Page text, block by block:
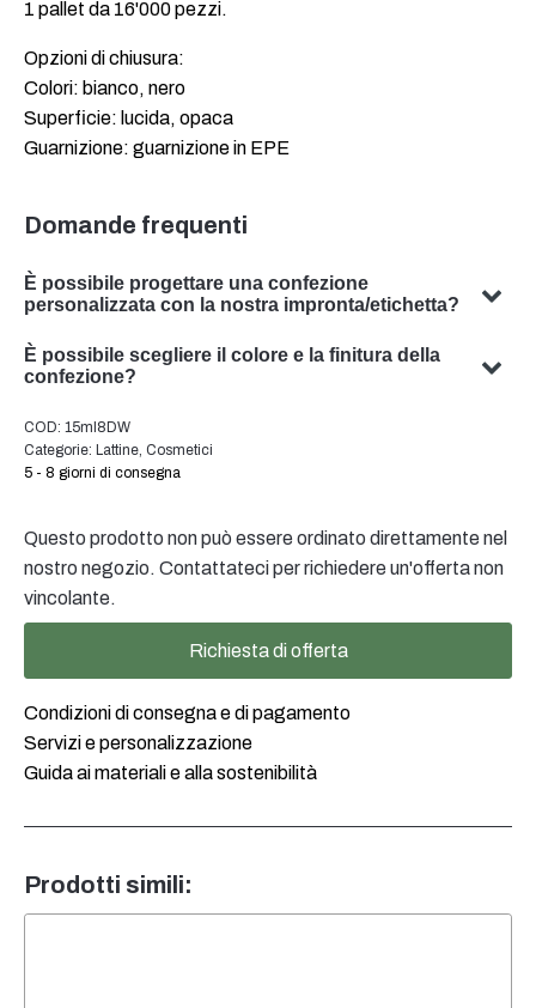
1 pallet da 16'000 pezzi.
Opzioni di chiusura:
Colori: bianco, nero
Superficie: lucida, opaca
Guarnizione: guarnizione in EPE
Domande frequenti
È possibile progettare una confezione
personalizzata con la nostra impronta/etichetta?
vostro soggetto. Il nostro team è specializzato nello
soddisfare le vostre esigenze specifiche.
È possibile scegliere il colore e la finitura della
confezione?
dell'imballaggio. Il nostro team sarà lieto di consigliarvi il
colore e la finitura ottimali per l'imballaggio del vostro
COD: 15ml8DW
Categorie: Lattine, Cosmetici
5 - 8 giorni di consegna
Questo prodotto non può essere ordinato direttamente nel
nostro negozio. Contattateci per richiedere un'offerta non
vincolante.
Richiesta di offerta
Condizioni di consegna e di pagamento
Servizi e personalizzazione
Guida ai materiali e alla sostenibilità
Prodotti simili: